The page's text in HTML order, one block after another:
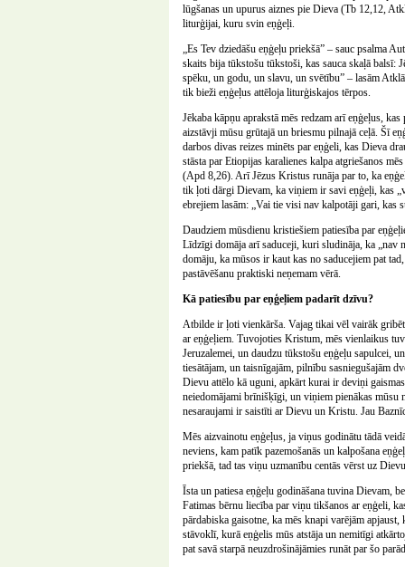
lūgšanas un upurus aiznes pie Dieva (Tb 12,12,
liturģijai, kuru svin eņģeļi.
„Es Tev dziedāšu eņģeļu priekšā” – sauc psalma
skaits bija tūkstošu tūkstoši, kas sauca skaļā balsī:
spēku, un godu, un slavu, un svētību” – lasām
tik bieži eņģeļus attēloja liturģiskajos tērpos.
Jēkaba kāpņu aprakstā mēs redzam arī eņģeļus,
aizstāvji mūsu grūtajā un briesmu pilnajā ceļā. Šī
darbos divas reizes minēts par eņģeli, kas Dieva
stāsta par Etiopijas karalienes kalpa atgriešanos
(Apd 8,26). Arī Jēzus Kristus runāja par to, ka
tik ļoti dārgi Dievam, ka viņiem ir savi eņģeļi, kas
ebrejiem lasām: „Vai tie visi nav kalpotāji gari, kas
Daudziem mūsdienu kristiešiem patiesība par
Līdzīgi domāja arī saduceji, kuri sludināja, ka „nav
domāju, ka mūsos ir kaut kas no saducejiem pat
pastāvēšanu praktiski neņemam vērā.
Kā patiesību par eņģeļiem padarīt dzīvu?
Atbilde ir ļoti vienkārša. Vajag tikai vēl vairāk
ar eņģeļiem. Tuvojoties Kristum, mēs vienlaikus
Jeruzalemei, un daudzu tūkstošu eņģeļu sapulcei,
tiesātājam, un taisnīgajām, pilnību sasniegušajām
Dievu attēlo kā uguni, apkārt kurai ir deviņi
neiedomājami brīnišķīgi, un viņiem pienākas
nesaraujami ir saistīti ar Dievu un Kristu. Jau
Mēs aizvainotu eņģeļus, ja viņus godinātu tādā
neviens, kam patīk pazemošanās un kalpošana
priekšā, tad tas viņu uzmanību centās vērst uz
Īsta un patiesa eņģeļu godināšana tuvina Dievam,
Fatimas bērnu liecība par viņu tikšanos ar eņģeli,
pārdabiska gaisotne, ka mēs knapi varējām
stāvoklī, kurā eņģelis mūs atstāja un nemitīgi
pat savā starpā neuzdrošinājāmies runāt par šo